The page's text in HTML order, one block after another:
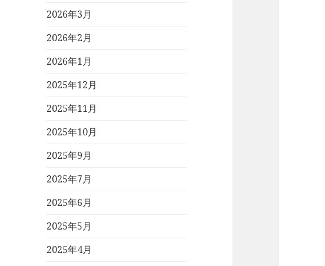
2026年3月
2026年2月
2026年1月
2025年12月
2025年11月
2025年10月
2025年9月
2025年7月
2025年6月
2025年5月
2025年4月